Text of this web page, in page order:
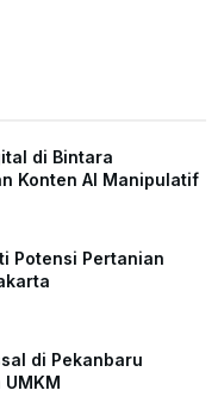
di Bintara
Konten AI Manipulatif
Potensi Pertanian
di Pekanbaru